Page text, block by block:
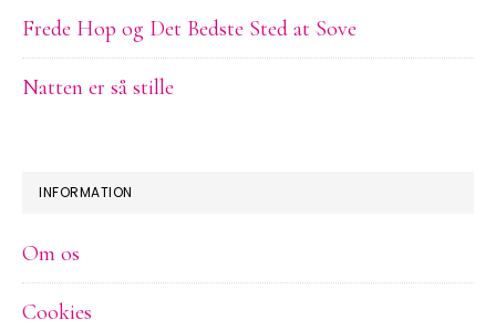
Frede Hop og Det Bedste Sted at Sove
Natten er så stille
INFORMATION
Om os
Cookies